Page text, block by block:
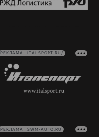
РЕКЛАМА • ITALSPORT.RU/
РЕКЛАМА • SWM-AUTO.RU